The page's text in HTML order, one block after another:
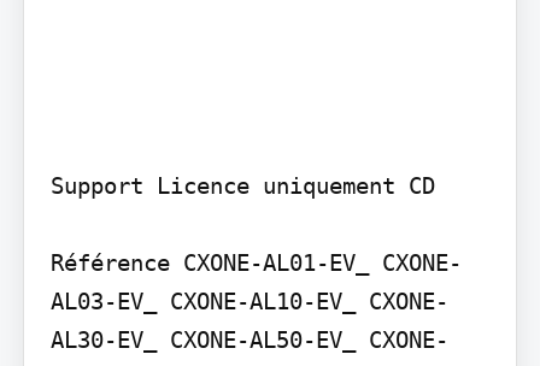
Support Licence uniquement CD
Référence CXONE-AL01-EV_ CXONE-
AL03-EV_ CXONE-AL10-EV_ CXONE-
AL30-EV_ CXONE-AL50-EV_ CXONE-